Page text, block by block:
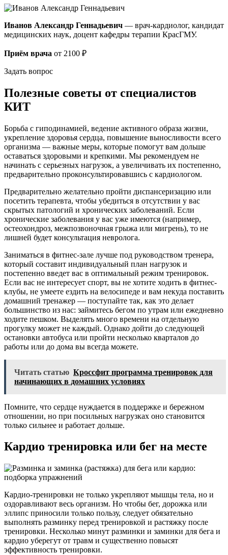
Иванов Александр Геннадьевич — врач-кардиолог, кандидат
медицинских наук, доцент кафедры терапии КрасГМУ.
Приём врача от 2100 ₽
Задать вопрос
Полезные советы от специалистов
КИТ
Борьба с гиподинамией, ведение активного образа жизни,
укрепление здоровья сердца, повышение выносливости всего
организма — важные меры, которые помогут вам дольше
оставаться здоровыми и крепкими. Мы рекомендуем не
начинать с серьезных нагрузок, а увеличивать их постепенно,
предварительно проконсультировавшись с кардиологом.
Предварительно желательно пройти диспансеризацию или
посетить терапевта, чтобы убедиться в отсутствии у вас
скрытых патологий и хронических заболеваний. Если
хронические заболевания у вас уже имеются (например,
остеохондроз, межпозвоночная грыжа или мигрень), то не
лишней будет консультация невролога.
Заниматься в фитнес-зале лучше под руководством тренера,
который составит индивидуальный план нагрузок и
постепенно введет вас в оптимальный режим тренировок.
Если вас не интересует спорт, вы не хотите ходить в фитнес-
клубы, не умеете ездить на велосипеде и вам некуда поставить
домашний тренажер — поступайте так, как это делает
большинство из нас: займитесь бегом по утрам или ежедневно
ходите пешком. Выделять много времени на отдельную
прогулку может не каждый. Однако дойти до следующей
остановки автобуса или пройти несколько кварталов до
работы или до дома вы всегда можете.
Читать статью Кроссфит программа тренировок для
начинающих в домашних условиях
Помните, что сердце нуждается в поддержке и бережном
отношении, но при посильных нагрузках оно становится
только сильнее и работает дольше.
Кардио тренировка или бег на месте
Кардио-тренировки не только укрепляют мышцы тела, но и
оздоравливают весь организм. Но чтобы бег, дорожка или
эллипс приносили только пользу, следует обязательно
выполнять разминку перед тренировкой и растяжку после
тренировки. Несколько минут разминки и заминки для бега и
кардио уберегут от травм и существенно повысят
эффективность тренировки.